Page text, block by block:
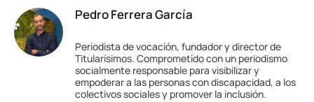
Pedro Ferrera García
Periodista de vocación, fundador y director de
Titularísimos. Comprometido con un periodismo
socialmente responsable para visibilizar y
empoderar a las personas con discapacidad, a los
colectivos sociales y promover la inclusión.